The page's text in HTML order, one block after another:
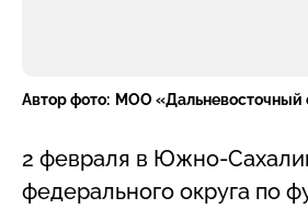
Автор фото: МОО «Дальневосточный
2 февраля в Южно-
федерального округа по